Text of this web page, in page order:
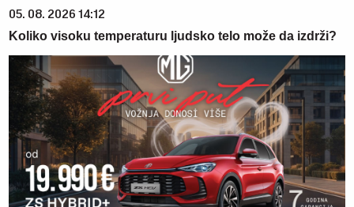
05. 08. 2026 14:12
Koliko visoku temperaturu ljudsko telo može da izdrži?